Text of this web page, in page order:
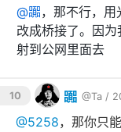
@嚻，那不行，用
改成桥接了。因
射到公网里面去
10 嚻 @Ta /
@5258，那你只